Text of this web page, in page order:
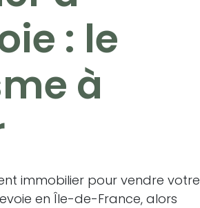
: le
à
immobilier pour vendre votre
en Île-de-France, alors